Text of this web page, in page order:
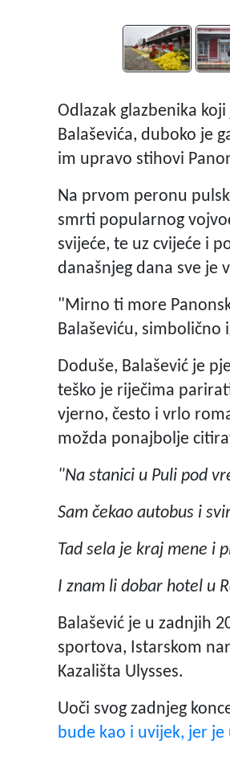
Odlazak glazbenika
Balaševića, duboko je
im upravo stihovi
Na prvom peronu
smrti popularnog
svijeće, te uz cvijeće i
današnjeg dana sve je
"Mirno ti more
Balaševiću, simbolično
Doduše, Balašević je
teško je riječima
vjerno, često i vrlo
možda ponajbolje
"Na stanici u Puli pod
Sam čekao autobus i
Tad sela je kraj mene i
I znam li dobar hotel u
Balašević je u zadnjih
sportova, Istarskom
Kazališta Ulysses.
Uoči svog zadnjeg
bude kao i uvijek, jer